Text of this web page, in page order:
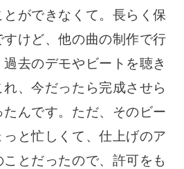
ができなくて。長らく保
けど、他の曲の制作で行
去のデモやビートを聴き
、今だったら完成させら
んです。ただ、そのビー
っと忙しくて、仕上げのア
とだったので、許可をも